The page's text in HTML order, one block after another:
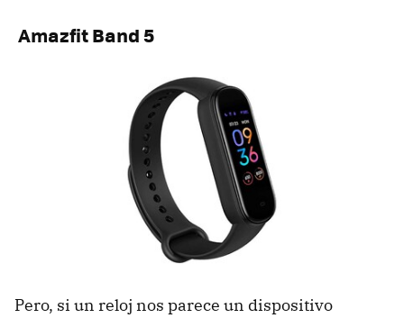
Amazfit Band 5
Pero, si un reloj nos parece un dispositivo